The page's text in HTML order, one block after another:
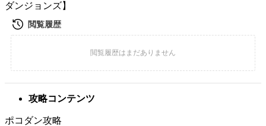
ダンジョンズ】
攻略コンテンツ
ポコダン攻略